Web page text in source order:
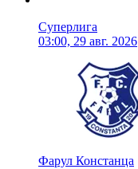
Суперлига
03:00, 29 авг. 2026
Фарул Констанца